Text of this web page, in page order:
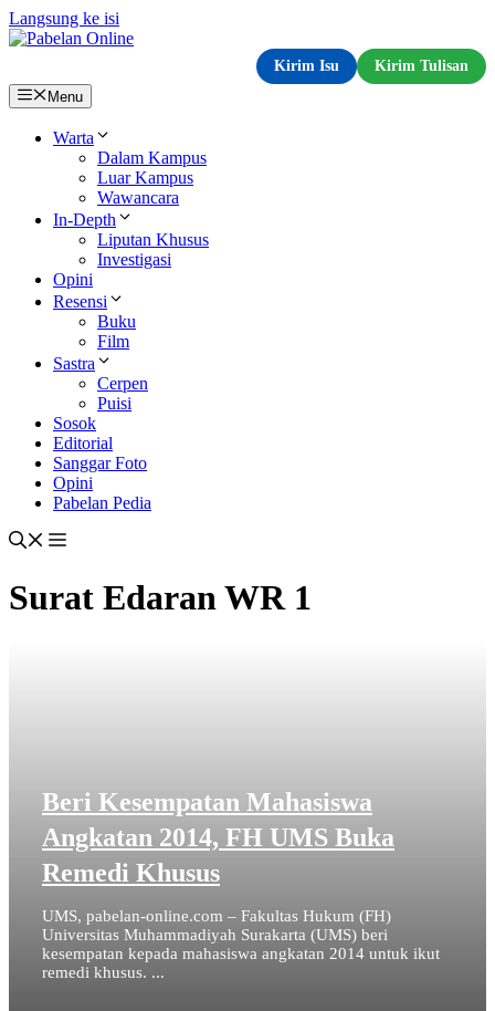
Langsung ke isi
Kirim Isu
Kirim Tulisan
Menu
Warta
Dalam Kampus
Luar Kampus
Wawancara
In-Depth
Liputan Khusus
Investigasi
Opini
Resensi
Buku
Film
Sastra
Cerpen
Puisi
Sosok
Editorial
Sanggar Foto
Opini
Pabelan Pedia
Surat Edaran WR 1
Beri Kesempatan Mahasiswa
Angkatan 2014, FH UMS Buka
Remedi Khusus
UMS, pabelan-online.com – Fakultas Hukum (FH)
Universitas Muhammadiyah Surakarta (UMS) beri
kesempatan kepada mahasiswa angkatan 2014 untuk ikut
remedi khusus. ...